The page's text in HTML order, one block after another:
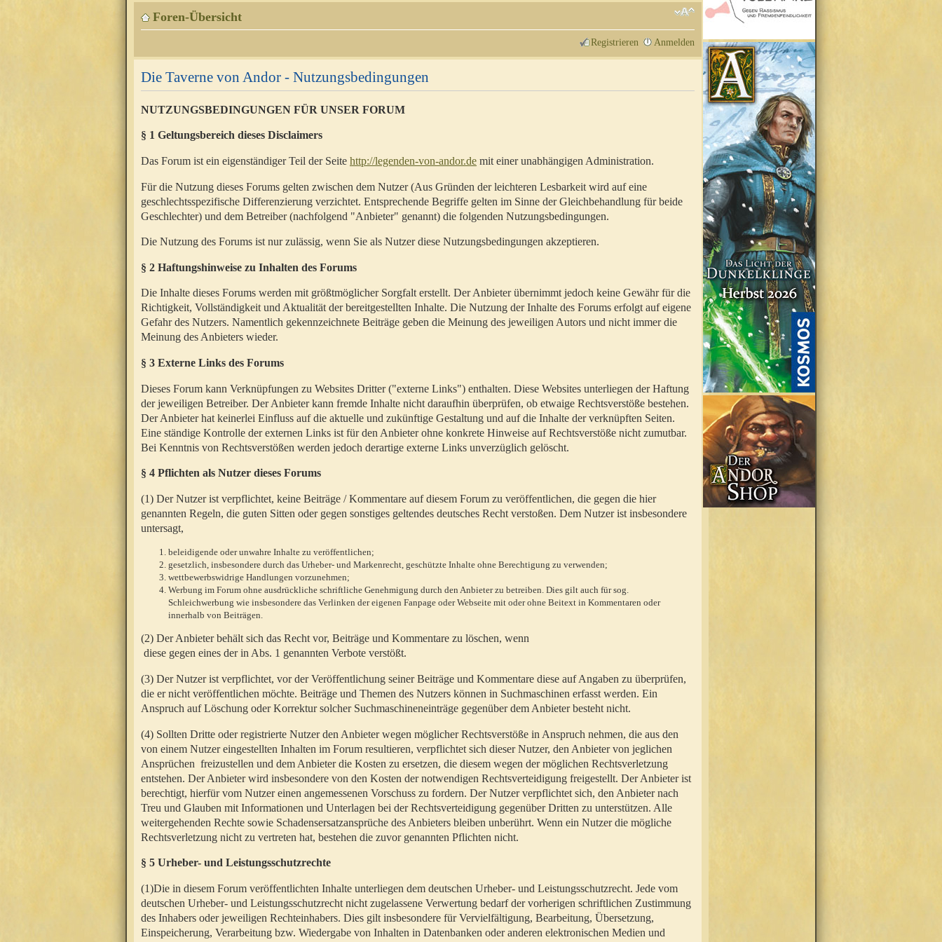
Foren-Übersicht
Registrieren Anmelden
Die Taverne von Andor - Nutzungsbedingungen
NUTZUNGSBEDINGUNGEN FÜR UNSER FORUM
§ 1 Geltungsbereich dieses Disclaimers
Das Forum ist ein eigenständiger Teil der Seite http://legenden-von-andor.de mit einer unabhängigen Administration.
Für die Nutzung dieses Forums gelten zwischen dem Nutzer (Aus Gründen der leichteren Lesbarkeit wird auf eine
geschlechtsspezifische Differenzierung verzichtet. Entsprechende Begriffe gelten im Sinne der Gleichbehandlung für beide
Geschlechter) und dem Betreiber (nachfolgend "Anbieter" genannt) die folgenden Nutzungsbedingungen.
Die Nutzung des Forums ist nur zulässig, wenn Sie als Nutzer diese Nutzungsbedingungen akzeptieren.
§ 2 Haftungshinweise zu Inhalten des Forums
Die Inhalte dieses Forums werden mit größtmöglicher Sorgfalt erstellt. Der Anbieter übernimmt jedoch keine Gewähr für die
Richtigkeit, Vollständigkeit und Aktualität der bereitgestellten Inhalte. Die Nutzung der Inhalte des Forums erfolgt auf eigene
Gefahr des Nutzers. Namentlich gekennzeichnete Beiträge geben die Meinung des jeweiligen Autors und nicht immer die
Meinung des Anbieters wieder.
§ 3 Externe Links des Forums
Dieses Forum kann Verknüpfungen zu Websites Dritter ("externe Links") enthalten. Diese Websites unterliegen der Haftung
der jeweiligen Betreiber. Der Anbieter kann fremde Inhalte nicht daraufhin überprüfen, ob etwaige Rechtsverstöße bestehen.
Der Anbieter hat keinerlei Einfluss auf die aktuelle und zukünftige Gestaltung und auf die Inhalte der verknüpften Seiten.
Eine ständige Kontrolle der externen Links ist für den Anbieter ohne konkrete Hinweise auf Rechtsverstöße nicht zumutbar.
Bei Kenntnis von Rechtsverstößen werden jedoch derartige externe Links unverzüglich gelöscht.
§ 4 Pflichten als Nutzer dieses Forums
(1) Der Nutzer ist verpflichtet, keine Beiträge / Kommentare auf diesem Forum zu veröffentlichen, die gegen die hier
genannten Regeln, die guten Sitten oder gegen sonstiges geltendes deutsches Recht verstoßen. Dem Nutzer ist insbesondere
untersagt,
beleidigende oder unwahre Inhalte zu veröffentlichen;
gesetzlich, insbesondere durch das Urheber- und Markenrecht, geschützte Inhalte ohne Berechtigung zu verwenden;
wettbewerbswidrige Handlungen vorzunehmen;
Werbung im Forum ohne ausdrückliche schriftliche Genehmigung durch den Anbieter zu betreiben. Dies gilt auch für sog.
Schleichwerbung wie insbesondere das Verlinken der eigenen Fanpage oder Webseite mit oder ohne Beitext in Kommentaren oder
innerhalb von Beiträgen.
(2) Der Anbieter behält sich das Recht vor, Beiträge und Kommentare zu löschen, wenn
diese gegen eines der in Abs. 1 genannten Verbote verstößt.
(3) Der Nutzer ist verpflichtet, vor der Veröffentlichung seiner Beiträge und Kommentare diese auf Angaben zu überprüfen,
die er nicht veröffentlichen möchte. Beiträge und Themen des Nutzers können in Suchmaschinen erfasst werden. Ein
Anspruch auf Löschung oder Korrektur solcher Suchmaschineneinträge gegenüber dem Anbieter besteht nicht.
(4) Sollten Dritte oder registrierte Nutzer den Anbieter wegen möglicher Rechtsverstöße in Anspruch nehmen, die aus den
von einem Nutzer eingestellten Inhalten im Forum resultieren, verpflichtet sich dieser Nutzer, den Anbieter von jeglichen
Ansprüchen freizustellen und dem Anbieter die Kosten zu ersetzen, die diesem wegen der möglichen Rechtsverletzung
entstehen. Der Anbieter wird insbesondere von den Kosten der notwendigen Rechtsverteidigung freigestellt. Der Anbieter ist
berechtigt, hierfür vom Nutzer einen angemessenen Vorschuss zu fordern. Der Nutzer verpflichtet sich, den Anbieter nach
Treu und Glauben mit Informationen und Unterlagen bei der Rechtsverteidigung gegenüber Dritten zu unterstützen. Alle
weitergehenden Rechte sowie Schadensersatzansprüche des Anbieters bleiben unberührt. Wenn ein Nutzer die mögliche
Rechtsverletzung nicht zu vertreten hat, bestehen die zuvor genannten Pflichten nicht.
§ 5 Urheber- und Leistungsschutzrechte
(1)Die in diesem Forum veröffentlichten Inhalte unterliegen dem deutschen Urheber- und Leistungsschutzrecht. Jede vom
deutschen Urheber- und Leistungsschutzrecht nicht zugelassene Verwertung bedarf der vorherigen schriftlichen Zustimmung
des Inhabers oder jeweiligen Rechteinhabers. Dies gilt insbesondere für Vervielfältigung, Bearbeitung, Übersetzung,
Einspeicherung, Verarbeitung bzw. Wiedergabe von Inhalten in Datenbanken oder anderen elektronischen Medien und